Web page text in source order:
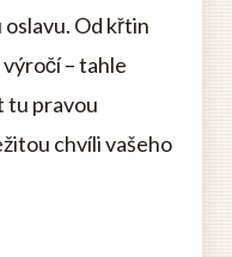
Od křtin
– tahle
tu pravou
chvíli vašeho